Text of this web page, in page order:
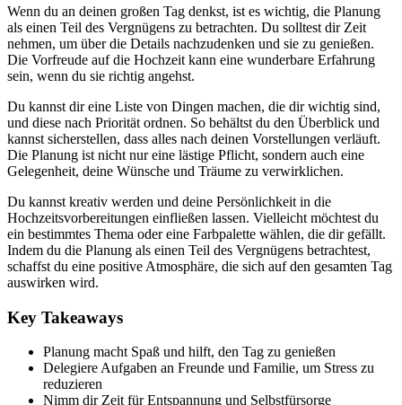
Wenn du an deinen großen Tag denkst, ist es wichtig, die Planung
als einen Teil des Vergnügens zu betrachten. Du solltest dir Zeit
nehmen, um über die Details nachzudenken und sie zu genießen.
Die Vorfreude auf die Hochzeit kann eine wunderbare Erfahrung
sein, wenn du sie richtig angehst.
Du kannst dir eine Liste von Dingen machen, die dir wichtig sind,
und diese nach Priorität ordnen. So behältst du den Überblick und
kannst sicherstellen, dass alles nach deinen Vorstellungen verläuft.
Die Planung ist nicht nur eine lästige Pflicht, sondern auch eine
Gelegenheit, deine Wünsche und Träume zu verwirklichen.
Du kannst kreativ werden und deine Persönlichkeit in die
Hochzeitsvorbereitungen einfließen lassen. Vielleicht möchtest du
ein bestimmtes Thema oder eine Farbpalette wählen, die dir gefällt.
Indem du die Planung als einen Teil des Vergnügens betrachtest,
schaffst du eine positive Atmosphäre, die sich auf den gesamten Tag
auswirken wird.
Key Takeaways
Planung macht Spaß und hilft, den Tag zu genießen
Delegiere Aufgaben an Freunde und Familie, um Stress zu
reduzieren
Nimm dir Zeit für Entspannung und Selbstfürsorge